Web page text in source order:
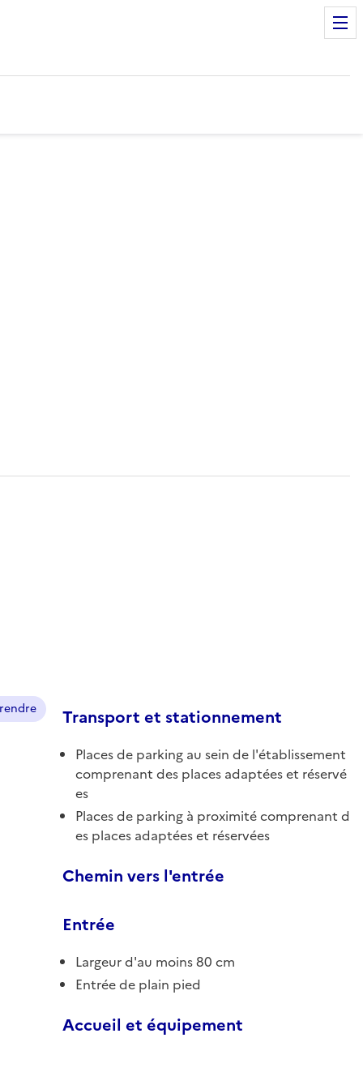
Transport et stationnement
Places de parking au sein de l'établissement
comprenant des places adaptées et réservé
es
Places de parking à proximité comprenant d
es places adaptées et réservées
Chemin vers l'entrée
Entrée
Largeur d'au moins 80 cm
Entrée de plain pied
Accueil et équipement